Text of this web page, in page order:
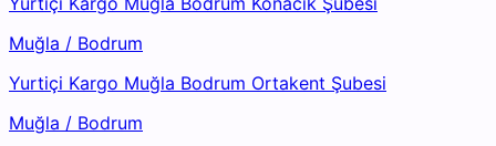
Muğla / Bodrum
Yurtiçi Kargo Muğla Bodrum Ortakent Şubesi
Muğla / Bodrum